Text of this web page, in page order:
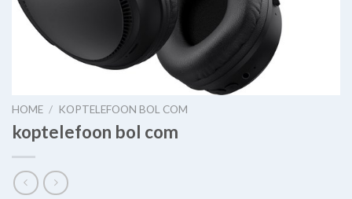
HOME / KOPTELEFOON BOL COM
koptelefoon bol com